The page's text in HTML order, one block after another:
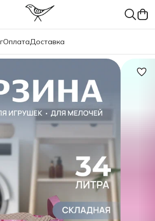
ОплатаДоставка